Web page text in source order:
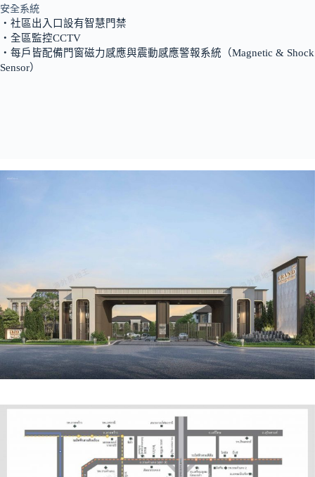
安全系統
‧社區出入口設有智慧門禁
‧全區監控CCTV
‧每戶皆配備門窗磁力感應與震動感應警報系統（Magnetic & Shock
Sensor）